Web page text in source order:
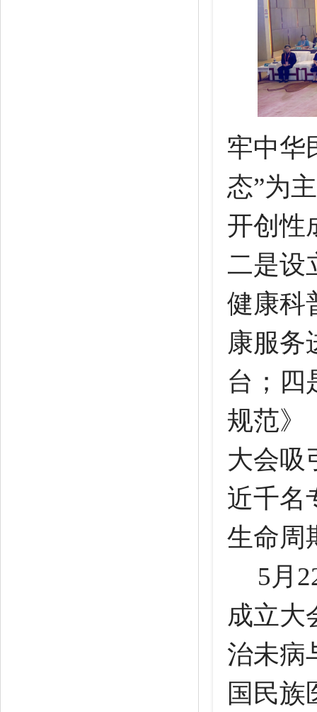
牢中华
态”为
开创性
二是设
健康科
康服务
台；四
规范》
大会吸
近千名
生命周
5月
成立大
治未病
国民族